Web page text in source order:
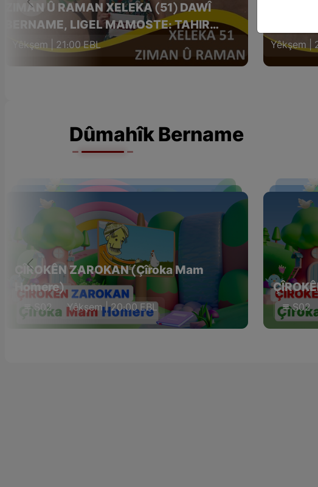
ZIMAN Û RAMAN XELEKA (51) DAWÎ
BERNAME, LIGEL MAMOSTE: TAHIR
BAYKÛŞAK
Yêkşem | 21:00 EBL
ZIMAN
Yêkşem |
Dûmahîk Bername
ÇÎROKÊN ZAROKAN (Çîroka Mam
Homere)
S02 Yêkşem | 20:00 EBL S02